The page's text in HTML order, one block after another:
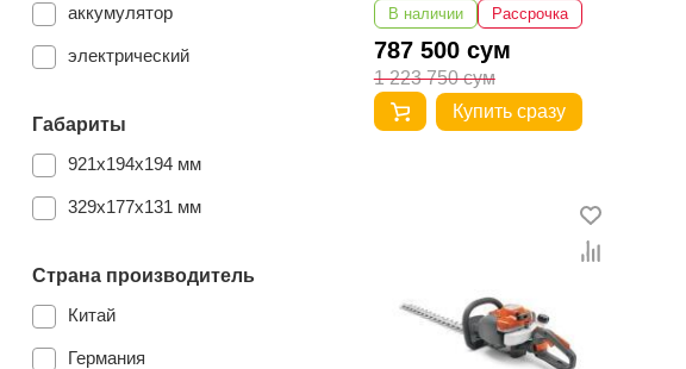
аккумулятор
электрический
Габариты
921x194x194 мм
329x177x131 мм
Страна производитель
Китай
Германия
В наличии Рассрочка
787 500 сум
1 223 750 сум
Купить сразу